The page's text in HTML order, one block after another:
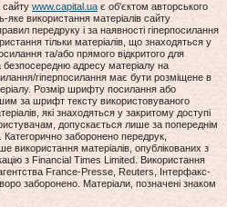
сайту www.capital.ua є об'єктом авторського
використання матеріалів сайту
передруку і за наявності гіперпосилання
тільки матеріалів, що знаходяться у
та/або прямого відкритого для
адресу матеріалу на
гіперпосилання має бути розміщене в
Розмір шрифту посилання або
за шрифт тексту використовуваного
які знаходяться у закритому доступі
допускається лише за попереднім
заборонено передрук,
використання матеріалів, опублікованих з
з Financial Times Limited. Використання
France-Presse, Reuters, Інтерфакс-
заборонено. Матеріали, позначені знаком